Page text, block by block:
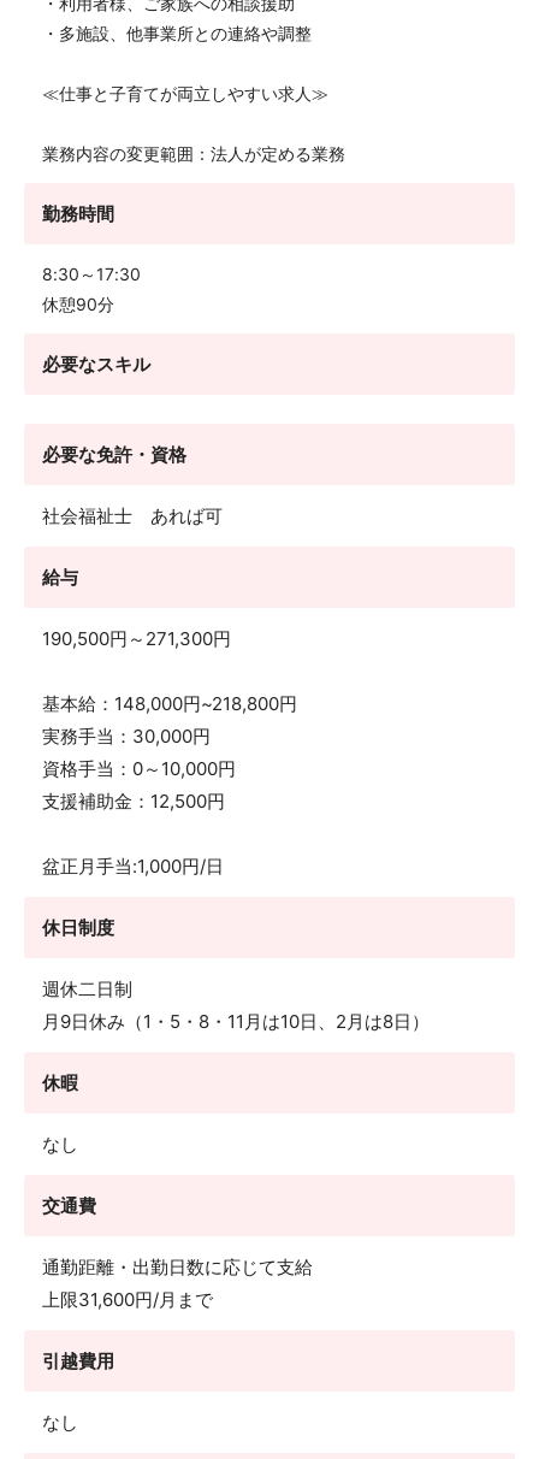
・多施設、他事業所との連絡や調整
≪仕事と子育てが両立しやすい求人≫
業務内容の変更範囲：法人が定める業務
勤務時間
8:30～17:30
休憩90分
必要なスキル
必要な免許・資格
社会福祉士 あれば可
給与
190,500円～271,300円
基本給：148,000円~218,800円
実務手当：30,000円
資格手当：0～10,000円
支援補助金：12,500円
盆正月手当:1,000円/日
休日制度
週休二日制
月9日休み（1・5・8・11月は10日、2月は8日）
休暇
なし
交通費
通勤距離・出勤日数に応じて支給
上限31,600円/月まで
引越費用
なし